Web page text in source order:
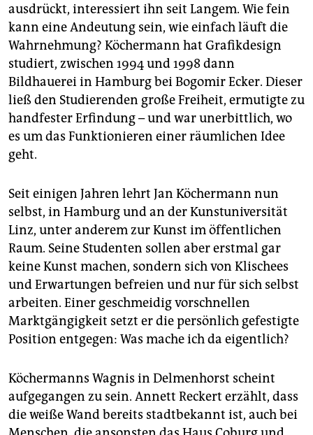
ausdrückt, interessiert ihn seit Langem. Wie fein
kann eine Andeutung sein, wie einfach läuft die
Wahrnehmung? Köchermann hat Grafikdesign
studiert, zwischen 1994 und 1998 dann
Bildhauerei in Hamburg bei Bogomir Ecker. Dieser
ließ den Studierenden große Freiheit, ermutigte zu
handfester Erfindung – und war unerbittlich, wo
es um das Funktionieren einer räumlichen Idee
geht.
Seit einigen Jahren lehrt Jan Köchermann nun
selbst, in Hamburg und an der Kunstuniversität
Linz, unter anderem zur Kunst im öffentlichen
Raum. Seine Studenten sollen aber erstmal gar
keine Kunst machen, sondern sich von Klischees
und Erwartungen befreien und nur für sich selbst
arbeiten. Einer geschmeidig vorschnellen
Marktgängigkeit setzt er die persönlich gefestigte
Position entgegen: Was mache ich da eigentlich?
Köchermanns Wagnis in Delmenhorst scheint
aufgegangen zu sein. Annett Reckert erzählt, dass
die weiße Wand bereits stadtbekannt ist, auch bei